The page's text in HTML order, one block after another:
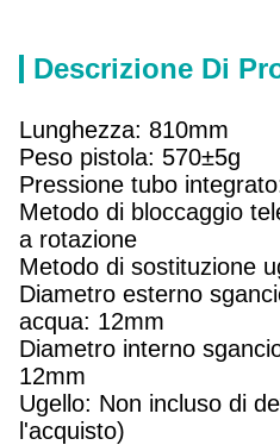
Descrizione Di
Lunghezza: 810mm
Peso pistola: 570±5g
Pressione tubo
Metodo di bloccaggio
a rotazione
Metodo di sostituzione
Diametro esterno
acqua: 12mm
Diametro interno
12mm
Ugello: Non incluso di
l'acquisto)